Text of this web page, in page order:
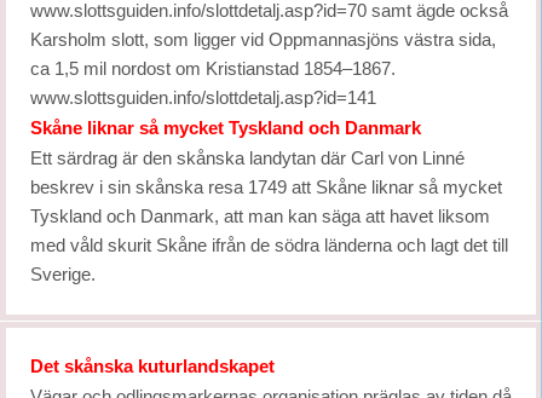
www.slottsguiden.info/slottdetalj.asp?id=70 samt ägde också
Karsholm slott, som ligger vid Oppmannasjöns västra sida,
ca 1,5 mil nordost om Kristianstad 1854–1867.
www.slottsguiden.info/slottdetalj.asp?id=141
Skåne liknar så mycket Tyskland och Danmark
Ett särdrag är den skånska landytan där Carl von Linné
beskrev i sin skånska resa 1749 att Skåne liknar så mycket
Tyskland och Danmark, att man kan säga att havet liksom
med våld skurit Skåne ifrån de södra länderna och lagt det till
Sverige.
Det skånska kuturlandskapet